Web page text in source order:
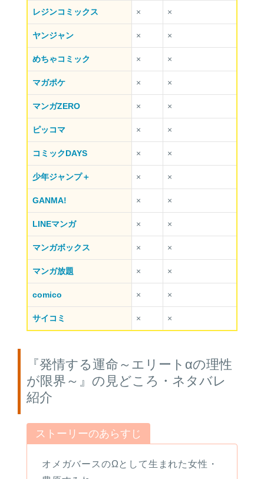
レジンコミックス × ×
ヤンジャン × ×
めちゃコミック × ×
マガポケ × ×
マンガZERO × ×
ピッコマ × ×
コミックDAYS × ×
少年ジャンプ＋ × ×
GANMA! × ×
LINEマンガ × ×
マンガボックス × ×
マンガ放題 × ×
comico × ×
サイコミ × ×
『発情する運命～エリートαの理性
が限界～』の見どころ・ネタバレ
紹介
ストーリーのあらすじ
オメガバースのΩとして生まれた女性・